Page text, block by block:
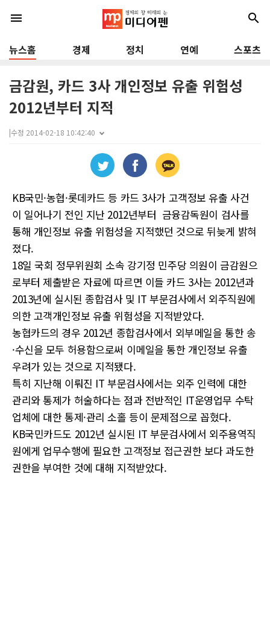
menu search
뉴스홈 경제 정치 연예 스포츠
금감원, 카드 3사 개인정보 유출 위험성
2012년부터 지적
|수정 2014-02-18 10:42:40
KB국민·농협·롯데카드 등 카드 3사가 고객정보 유출 사건
이 일어나기 전인 지난 2012년부터 금융감독원이 검사를
통해 개인정보 유출 위험성을 지적했던 것으로 뒤늦게 밝혀
졌다.
18일 국회 정무위원회 소속 강기정 민주당 의원이 금감원으
로부터 제출받은 자료에 따르면 이들 카드 3사는 2012년과
2013년에 실시된 종합검사 및 IT 부문검사에서 외주직원에
의한 고객개인정보 유출 위험성을 지적받았다.
농협카드의 경우 2012년 종합검사에서 외부메일을 통한 송
·수신을 모두 허용함으로써 이메일을 통한 개인정보 유출
우려가 있는 것으로 지적됐다.
특히 지난해 이뤄진 IT 부문검사에서는 외주 인력에 대한
관리와 통제가 허술하다는 점과 전반적인 IT운영업무 수탁
업체에 대한 통제·관리 소홀 등이 문제점으로 꼽혔다.
KB국민카드도 2012년 실시된 IT 부문검사에서 외주용역직
원에게 업무수행에 필요한 고객정보 접근권한 보다 과도한
권한을 부여한 것에 대해 지적받았다.